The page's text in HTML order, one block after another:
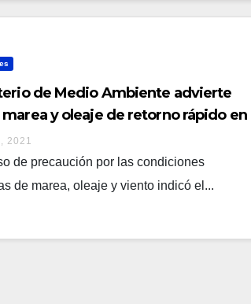
de Medio Ambiente advierte
marea y oleaje de retorno rápido en
desembocaduras ríos y esteros
2021
de precaución por las condiciones
de marea, oleaje y viento indicó el...